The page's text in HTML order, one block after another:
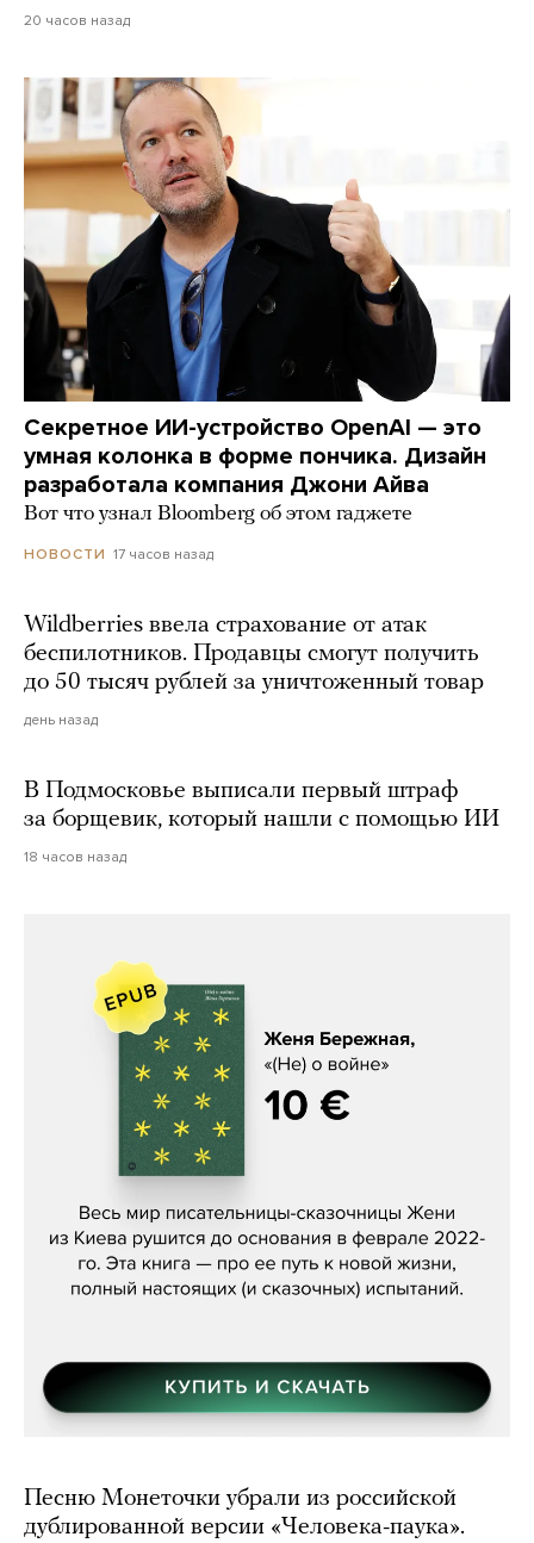
20 часов назад
Секретное ИИ-устройство OpenAI — это
умная колонка в форме пончика. Дизайн
разработала компания Джони Айва
Вот что узнал Bloomberg об этом гаджете
НОВОСТИ 17 часов назад
Wildberries ввела страхование от атак
беспилотников. Продавцы смогут получить
до 50 тысяч рублей за уничтоженный товар
день назад
В Подмосковье выписали первый штраф
за борщевик, который нашли с помощью ИИ
18 часов назад
Женя Бережная, «(Не) о войне»
Песню Монеточки убрали из российской
дублированной версии «Человека-паука».